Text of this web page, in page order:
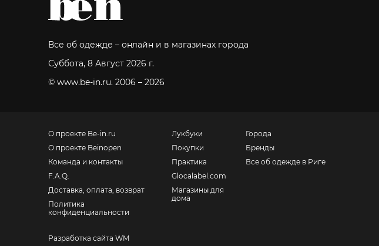
Все об одежде – онлайн и в магазинах города
Суббота, 8 Август 2026 г.
© www.be-in.ru. 2006 – 2026
О проекте Be-in.ru
О проекте Beinopen
Команда и контакты
F.A.Q.
Доставка, оплата, возврат
Политика
конфиденциальности
Лукбуки
Покупки
Практика
Glocalabel.com
Магазины для
дома
Города
Бренды
Все об одежде в Риге
Разработка сайта WM